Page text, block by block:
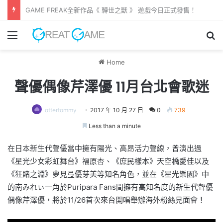
《 凱旋仙子 》試玩版推出 以女子騎術學校作主題
Menu
Home
聲優偶像芹澤優 11月台北會歌迷
ottertommy 2017 年 10 月 27 日 0 739
Less than a minute
在日本新生代聲優當中擁有陽光、高昂活力聲線，曾演出過
《星光少女彩虹舞台》福原杏、《庶民樣本》天空橋愛佳以及
《狂賭之淵》夢見弖優芽美等知名角色，並在《星光樂園》中
的南みれぃ一角於Puripara Fans間擁有高知名度的新生代聲優
偶像芹澤優，將於11/26首次來台開唱舉辦海外粉絲見面會！